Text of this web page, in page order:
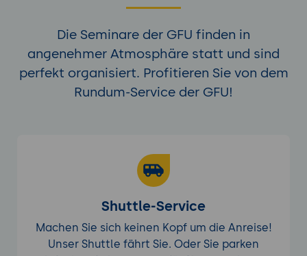
Die Seminare der GFU finden in
angenehmer Atmosphäre statt und sind
perfekt organisiert. Profitieren Sie von dem
Rundum-Service der GFU!
Shuttle-Service
Machen Sie sich keinen Kopf um die Anreise!
Unser Shuttle fährt Sie. Oder Sie parken